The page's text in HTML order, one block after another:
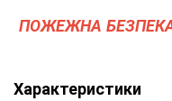
ПОЖЕЖНА
Характеристики